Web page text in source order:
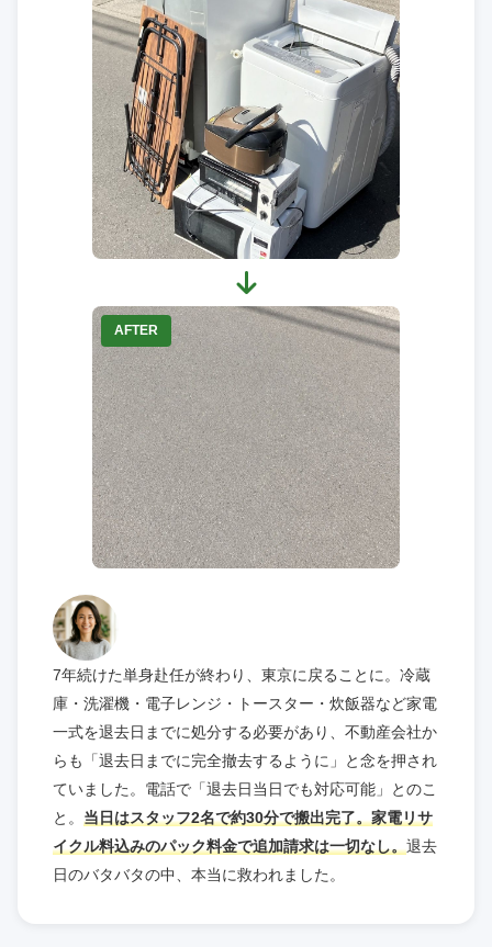
AFTER
7年続けた単身赴任が終わり、東京に戻ることに。冷蔵
庫・洗濯機・電子レンジ・トースター・炊飯器など家電
一式を退去日までに処分する必要があり、不動産会社か
らも「退去日までに完全撤去するように」と念を押され
ていました。電話で「退去日当日でも対応可能」とのこ
と。 当日はスタッフ2名で約30分で搬出完了。家電リサ
イクル料込みのパック料金で追加請求は一切なし。 退去
日のバタバタの中、本当に救われました。